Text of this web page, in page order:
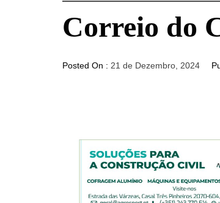
Correio do
Posted On : 21 de Dezembro, 2024